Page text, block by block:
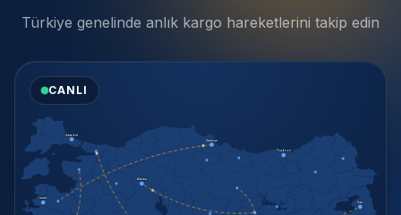
Türkiye genelinde anlık kargo hareketlerini takip edin
CANLI
İstanbul
Ankara
İzmir
Samsun
Trabzon
Van